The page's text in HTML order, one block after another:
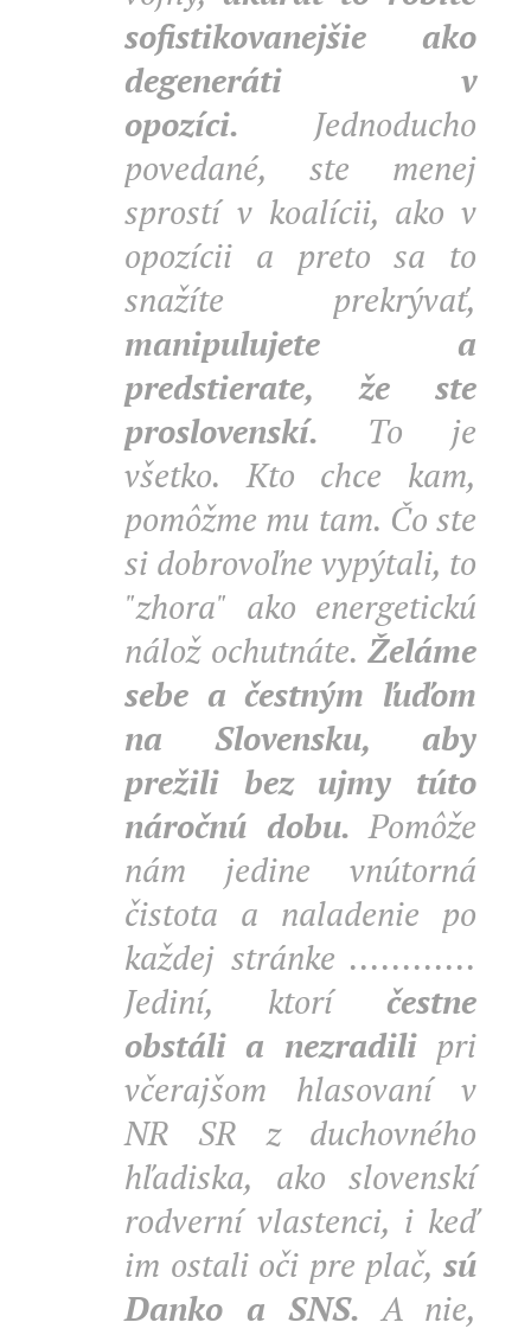
sofistikovanejšie ako
degeneráti v
opozíci. Jednoducho
povedané, ste menej
sprostí v koalícii, ako v
opozícii a preto sa to
snažíte prekrývať,
manipulujete a
predstierate, že ste
proslovenskí. To je
všetko. Kto chce kam,
pomôžme mu tam. Čo ste
si dobrovoľne vypýtali, to
"zhora" ako energetickú
nálož ochutnáte. Želáme
sebe a čestným ľuďom
na Slovensku, aby
prežili bez ujmy túto
náročnú dobu. Pomôže
nám jedine vnútorná
čistota a naladenie po
každej stránke ............
Jediní, ktorí čestne
obstáli a nezradili pri
včerajšom hlasovaní v
NR
SR
z duchovného
hľadiska, ako slovenskí
rodverní vlastenci, i keď
im ostali oči pre plač, sú
Danko a SNS. A nie,